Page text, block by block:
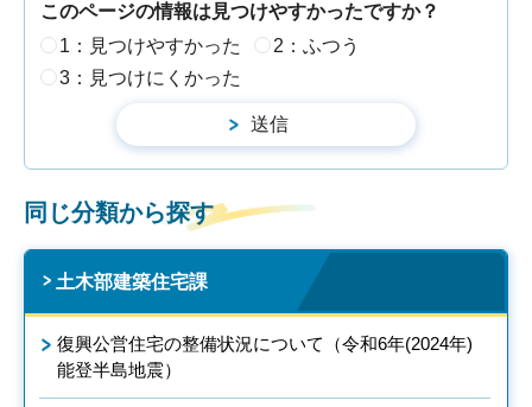
このページの情報は見つけやすかったですか？
1：見つけやすかった
2：ふつう
3：見つけにくかった
同じ分類から探す
土木部建築住宅課
復興公営住宅の整備状況について（令和6年(2024年)
能登半島地震）